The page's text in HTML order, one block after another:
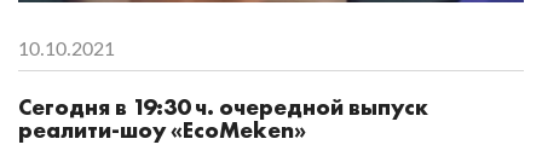
10.10.2021
Сегодня в 19:30 ч. очередной выпуск
реалити-шоу «EcoMeken»